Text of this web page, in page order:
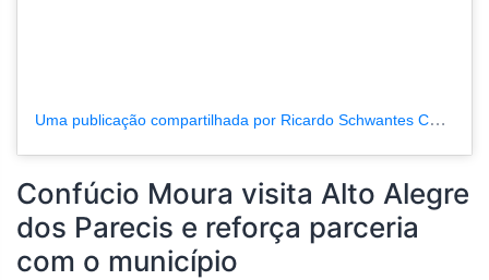
Uma publicação compartilhada por Ricardo Schwantes Canal 35 (@ricardoschwantese)
Confúcio Moura visita Alto Alegre
dos Parecis e reforça parceria
com o município